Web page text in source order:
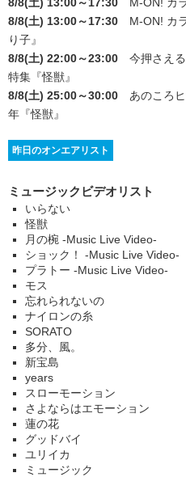
8/8(土) 13:00～17:30
M-ON! カ
り子』
8/8(土) 22:00～23:00
今押さえ
特集 『怪獣』
8/8(土) 25:00～30:00
あのころ
年 『怪獣』
昨日のオンエアリスト
ミュージックビデオリスト
いらない
怪獣
月の椀 -Music Live Video-
ショック！ -Music Live Video-
プラトー -Music Live Video-
モス
忘れられないの
ナイロンの糸
SORATO
多分、風。
新宝島
years
スローモーション
さよならはエモーション
蓮の花
グッドバイ
ユリイカ
ミュージック